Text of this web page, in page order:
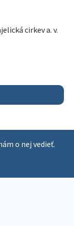
cirkev a. v.
o nej vedieť.